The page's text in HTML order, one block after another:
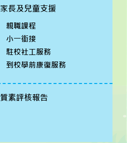
家長及兒童支援
親職課程
小一銜接
駐校社工服務
到校學前康復服務
質素評核報告